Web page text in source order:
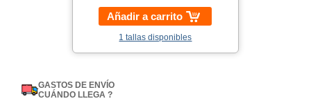
Añadir a carrito
1 tallas disponibles
GASTOS DE ENVÍO
CUÁNDO LLEGA ?